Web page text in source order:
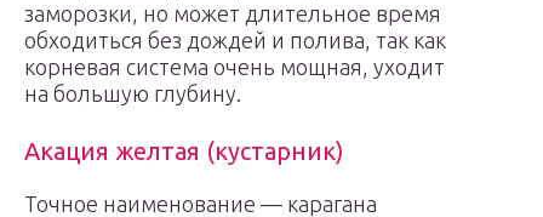
заморозки, но может длительное время
обходиться без дождей и полива, так как
корневая система очень мощная, уходит
на большую глубину.
Акация желтая (кустарник)
Точное наименование — карагана